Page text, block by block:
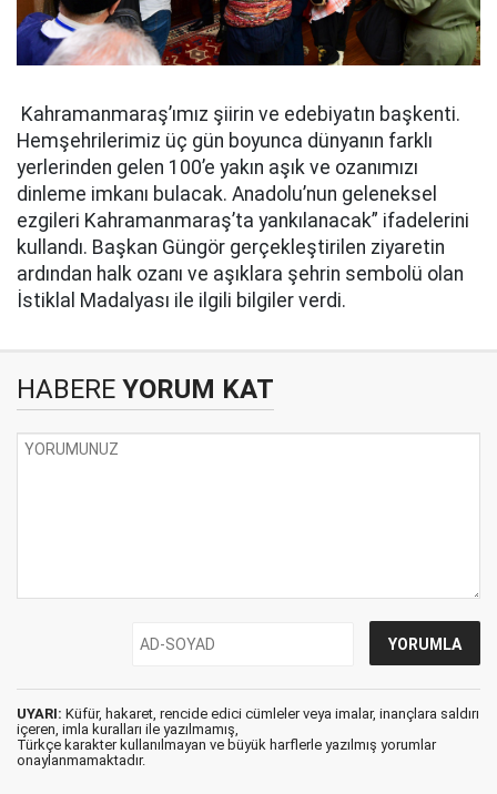
Kahramanmaraş’ımız şiirin ve edebiyatın başkenti.
Hemşehrilerimiz üç gün boyunca dünyanın farklı
yerlerinden gelen 100’e yakın aşık ve ozanımızı
dinleme imkanı bulacak. Anadolu’nun geleneksel
ezgileri Kahramanmaraş’ta yankılanacak” ifadelerini
kullandı. Başkan Güngör gerçekleştirilen ziyaretin
ardından halk ozanı ve aşıklara şehrin sembolü olan
İstiklal Madalyası ile ilgili bilgiler verdi.
HABERE YORUM KAT
UYARI: Küfür, hakaret, rencide edici cümleler veya imalar, inançlara saldırı
içeren, imla kuralları ile yazılmamış,
Türkçe karakter kullanılmayan ve büyük harflerle yazılmış yorumlar
onaylanmamaktadır.